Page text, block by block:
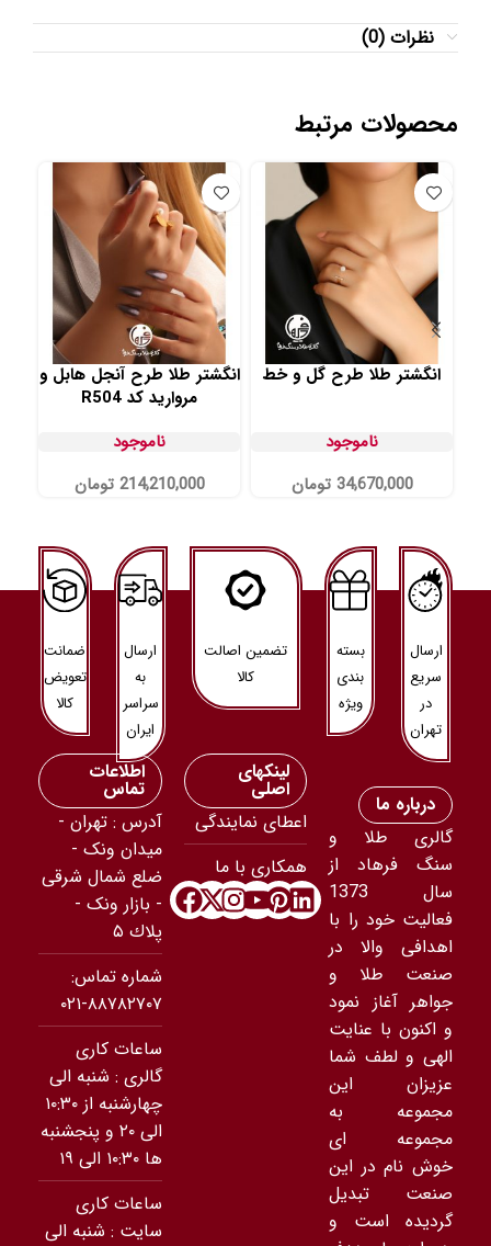
نظرات (0)
محصولات مرتبط
انگشتر طلا طرح گل و خط
ناموجود
34,670,000 تومان
انگشتر طلا طرح آنجل هابل و
مروارید کد R504
ناموجود
214,210,000 تومان
ارسال
سریع
در
تهران
بسته
بندی
ویژه
تضمین اصالت
کالا
ارسال
به
سراسر
ایران
ضمانت
تعویض
کالا
درباره ما
گالری طلا و
سنگ فرهاد از
سال 1373
فعالیت خود را با
اهدافی والا در
صنعت طلا و
جواهر آغاز نمود
و اکنون با عنایت
الهی و لطف شما
عزیزان این
مجموعه به
مجموعه ای
خوش نام در این
صنعت تبدیل
گردیده است و
لینکهای
اصلی
اعطای نمایندگی
همکاری با ما
اطلاعات
تماس
آدرس : تهران -
ميدان ونک -
ضلع شمال شرقى
- بازار ونک -
پلاك ۵
شماره تماس:
۸۸۷۸۲۷۰۷-۰۲۱
ساعات کاری
گالری : شنبه الی
چهارشنبه از ۱۰:۳۰
الی ۲۰ و پنجشنبه
ها ۱۰:۳۰ الی ۱۹
ساعات کاری
سایت : شنبه الی